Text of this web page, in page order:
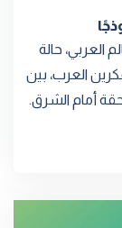
حالة
العرب، بين
أمام الشرق.